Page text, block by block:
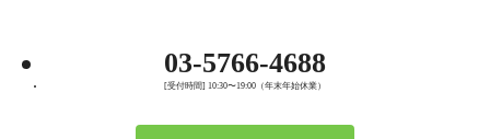
03-5766-4688
[受付時間] 10:30〜19:00（年末年始休業）